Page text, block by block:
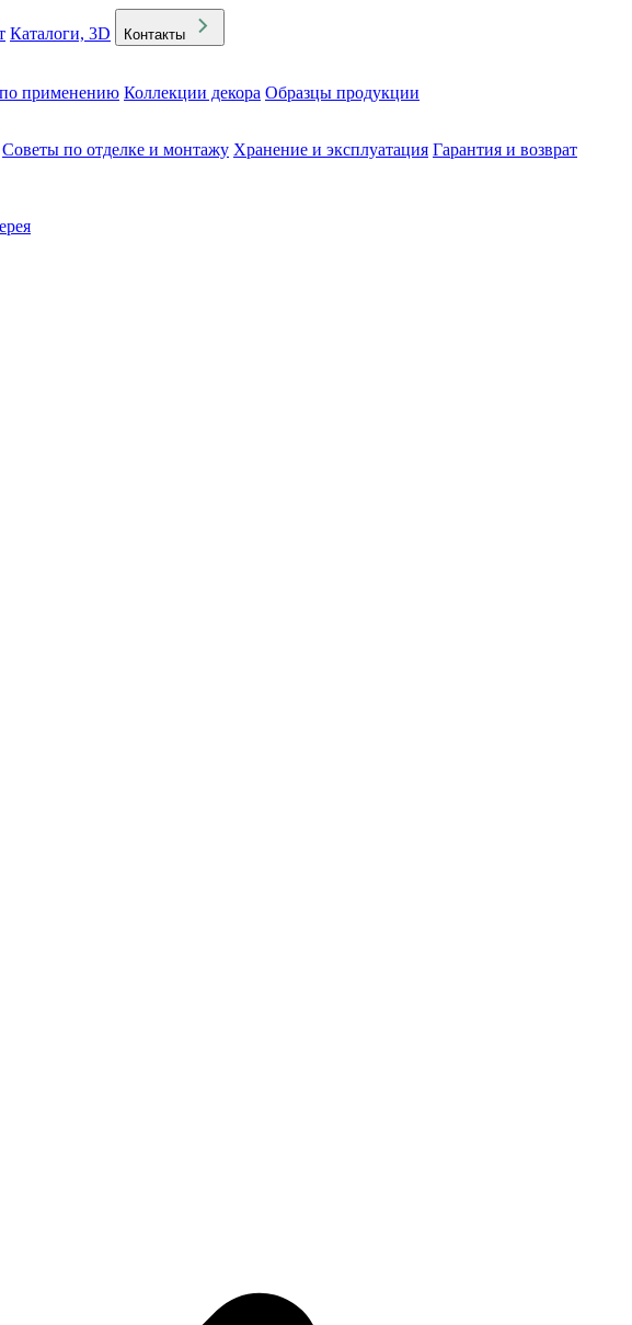
Каталоги, 3D Контакты
применению Коллекции декора Образцы продукции
Советы по отделке и монтажу Хранение и эксплуатация Гарантия и возврат